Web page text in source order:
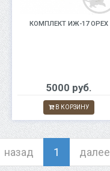
КОМПЛЕКТ ИЖ-17 ОРЕХ
5000 руб.
В КОРЗИНУ
назад 1 далее